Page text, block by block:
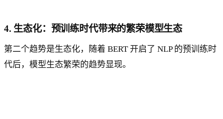
4. 生态化：预训练时代带来的繁荣模型生态
第二个趋势是生态化，随着 BERT 开启了 NLP 的预训练时
代后，模型生态繁荣的趋势显现。